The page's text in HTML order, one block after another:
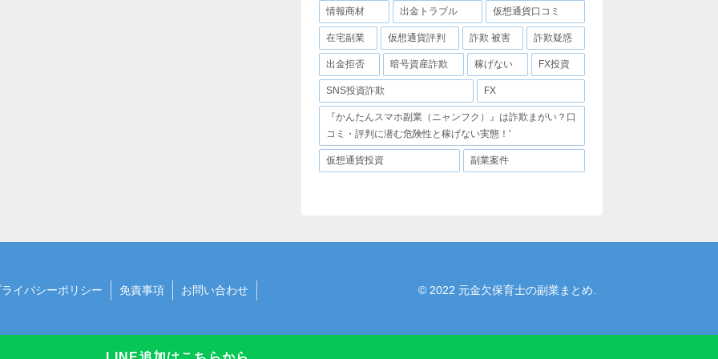
情報商材 出金トラブル 仮想通貨口コミ
在宅副業 仮想通貨評判 詐欺 被害 詐欺疑惑
出金拒否 暗号資産詐欺 稼げない FX投資
SNS投資詐欺 FX
『かんたんスマホ副業（ニャンフク）』は詐欺まがい？口
コミ・評判に潜む危険性と稼げない実態！'
仮想通貨投資 副業案件
ライバシーポリシー 免責事項 お問い合わせ © 2022 元金欠保育士の副業まとめ.